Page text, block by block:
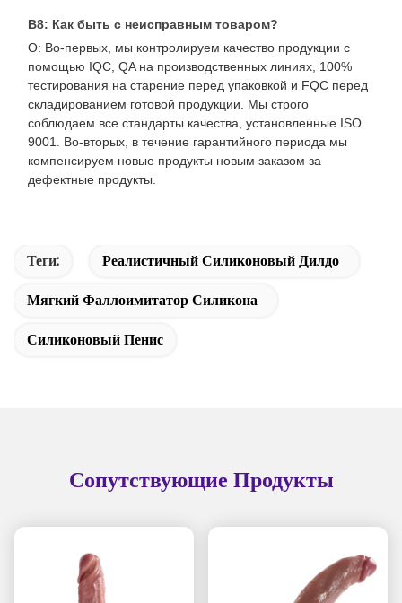
В8: Как быть с неисправным товаром?
О: Во-первых, мы контролируем качество продукции с
помощью IQC, QA на производственных линиях, 100%
тестирования на старение перед упаковкой и FQC перед
складированием готовой продукции. Мы строго
соблюдаем все стандарты качества, установленные ISO
9001. Во-вторых, в течение гарантийного периода мы
компенсируем новые продукты новым заказом за
дефектные продукты.
Теги:
Реалистичный Силиконовый Дилдо
Мягкий Фаллоимитатор Силикона
Силиконовый Пенис
Сопутствующие Продукты